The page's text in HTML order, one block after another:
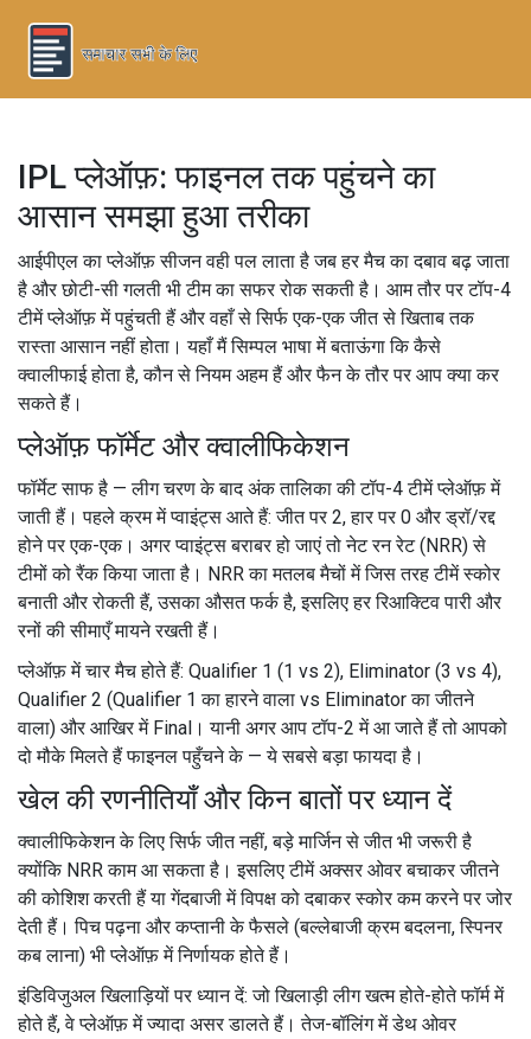
IPL प्लेऑफ़: फाइनल तक पहुंचने का
आसान समझा हुआ तरीका
आईपीएल का प्लेऑफ़ सीजन वही पल लाता है जब हर मैच का दबाव बढ़ जाता
है और छोटी-सी गलती भी टीम का सफर रोक सकती है। आम तौर पर टॉप-4
टीमें प्लेऑफ़ में पहुंचती हैं और वहाँ से सिर्फ एक-एक जीत से खिताब तक
रास्ता आसान नहीं होता। यहाँ मैं सिम्पल भाषा में बताऊंगा कि कैसे
क्वालीफाई होता है, कौन से नियम अहम हैं और फैन के तौर पर आप क्या कर
सकते हैं।
प्लेऑफ़ फॉर्मेट और क्वालीफिकेशन
फॉर्मेट साफ है — लीग चरण के बाद अंक तालिका की टॉप-4 टीमें प्लेऑफ़ में
जाती हैं। पहले क्रम में प्वाइंट्स आते हैं: जीत पर 2, हार पर 0 और ड्रॉ/रद्द
होने पर एक-एक। अगर प्वाइंट्स बराबर हो जाएं तो नेट रन रेट (NRR) से
टीमों को रैंक किया जाता है। NRR का मतलब मैचों में जिस तरह टीमें स्कोर
बनाती और रोकती हैं, उसका औसत फर्क है, इसलिए हर रिआक्टिव पारी और
रनों की सीमाएँ मायने रखती हैं।
प्लेऑफ़ में चार मैच होते हैं: Qualifier 1 (1 vs 2), Eliminator (3 vs 4),
Qualifier 2 (Qualifier 1 का हारने वाला vs Eliminator का जीतने
वाला) और आखिर में Final। यानी अगर आप टॉप-2 में आ जाते हैं तो आपको
दो मौके मिलते हैं फाइनल पहुँचने के — ये सबसे बड़ा फायदा है।
खेल की रणनीतियाँ और किन बातों पर ध्यान दें
क्वालीफिकेशन के लिए सिर्फ जीत नहीं, बड़े मार्जिन से जीत भी जरूरी है
क्योंकि NRR काम आ सकता है। इसलिए टीमें अक्सर ओवर बचाकर जीतने
की कोशिश करती हैं या गेंदबाजी में विपक्ष को दबाकर स्कोर कम करने पर जोर
देती हैं। पिच पढ़ना और कप्तानी के फैसले (बल्लेबाजी क्रम बदलना, स्पिनर
कब लाना) भी प्लेऑफ़ में निर्णायक होते हैं।
इंडिविजुअल खिलाड़ियों पर ध्यान दें: जो खिलाड़ी लीग खत्म होते-होते फॉर्म में
होते हैं, वे प्लेऑफ़ में ज्यादा असर डालते हैं। तेज-बॉलिंग में डेथ ओवर